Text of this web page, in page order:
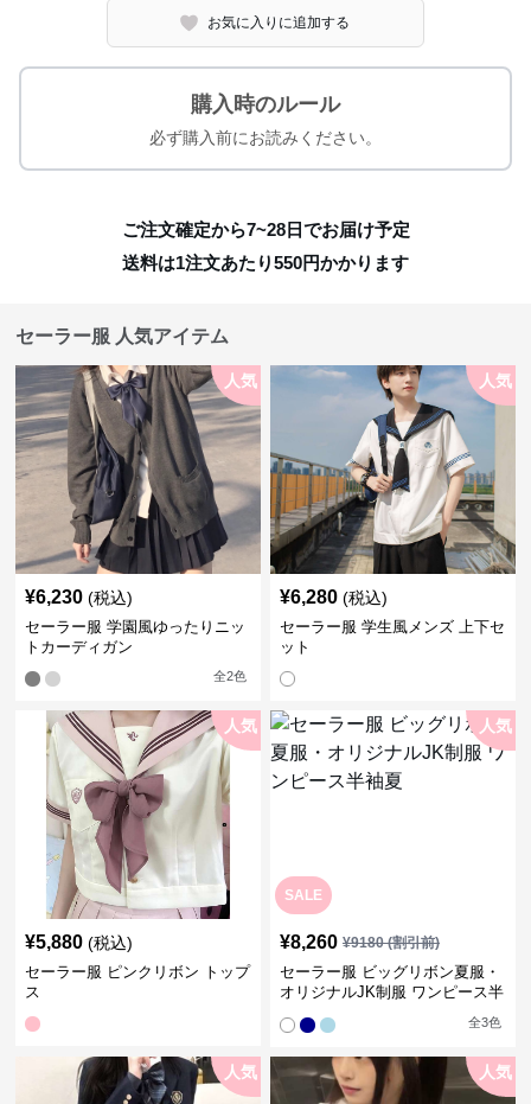
お気に入りに追加する
購入時のルール
必ず購入前にお読みください。
ご注文確定から7~28日でお届け予定
送料は1注文あたり550円かかります
セーラー服 人気アイテム
人気
¥6,230 (税込)
セーラー服 学園風ゆったりニッ
トカーディガン
全2色
人気
¥6,280 (税込)
セーラー服 学生風メンズ 上下セ
ット
人気
¥5,880 (税込)
セーラー服 ピンクリボン トップ
ス
SALE
人気
¥8,260 ¥9180(割引前)
セーラー服 ビッグリボン夏服・
オリジナルJK制服 ワンピース半
全3色
人気 人気